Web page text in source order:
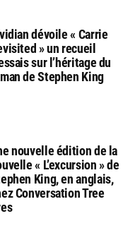
dévoile « Carrie
» un recueil
sur l’héritage du
de Stephen King
nouvelle édition de la
« L’excursion » de
King, en anglais,
Conversation Tree